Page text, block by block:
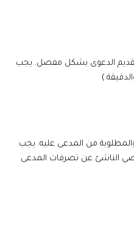
تقديم الدعوى بشكل مفصل. يجب
والمطلوبة من المدعى عليه. يجب
الناشئ عن تصرفات المدعى